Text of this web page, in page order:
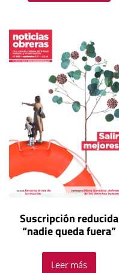
Suscripción reducida
“nadie queda fuera”
Leer más